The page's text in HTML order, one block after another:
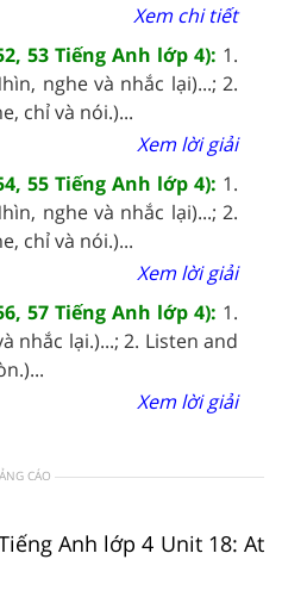
Xem chi tiết
53 Tiếng Anh lớp 4): 1.
nghe và nhắc lại)...; 2.
chỉ và nói.)...
Xem lời giải
55 Tiếng Anh lớp 4): 1.
nghe và nhắc lại)...; 2.
chỉ và nói.)...
Xem lời giải
57 Tiếng Anh lớp 4): 1.
nhắc lại.)...; 2. Listen and
Xem lời giải
CÁO
Anh lớp 4 Unit 18: At